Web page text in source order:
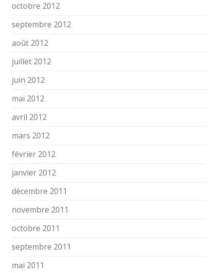
octobre 2012
septembre 2012
août 2012
juillet 2012
juin 2012
mai 2012
avril 2012
mars 2012
février 2012
janvier 2012
décembre 2011
novembre 2011
octobre 2011
septembre 2011
mai 2011